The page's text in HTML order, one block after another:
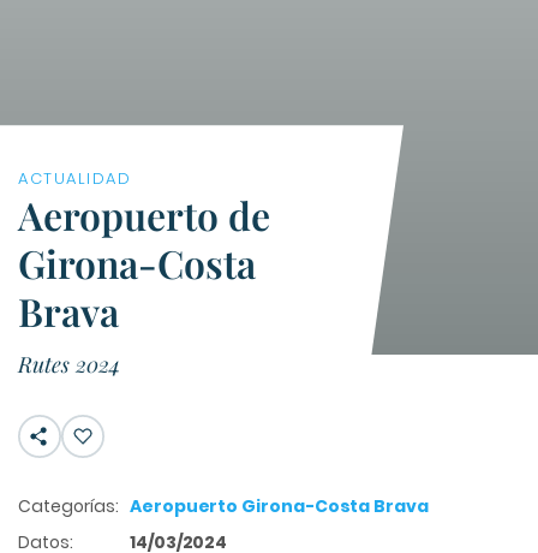
ACTUALIDAD
Aeropuerto de
Girona-Costa
Brava
Rutes 2024
Categorías: Aeropuerto Girona-Costa Brava
Datos:
14/03/2024